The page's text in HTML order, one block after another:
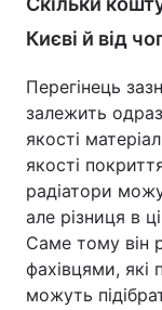
Києві й від
Перегінець
залежить
якості
якості
радіатори
але різниця в
Саме тому він
фахівцями, які
можуть